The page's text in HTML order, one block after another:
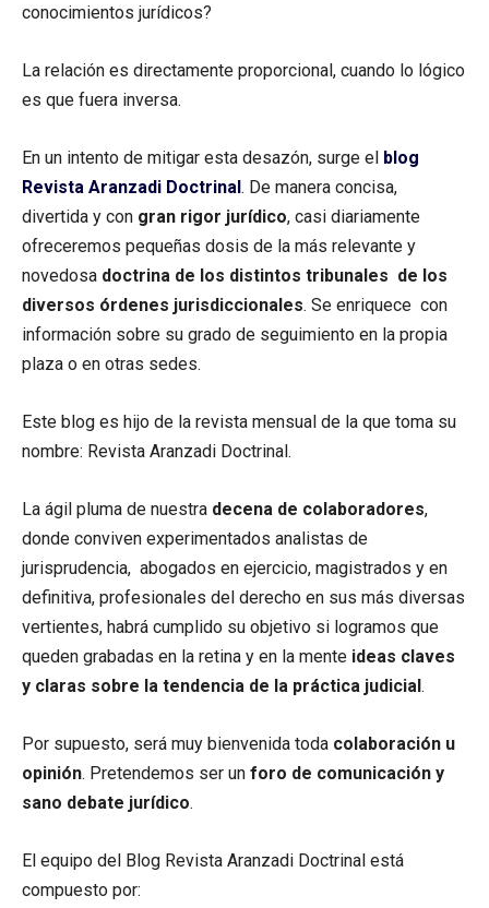
conocimientos jurídicos?
La relación es directamente proporcional, cuando lo lógico
es que fuera inversa.
En un intento de mitigar esta desazón, surge el blog
Revista Aranzadi Doctrinal. De manera concisa,
divertida y con gran rigor jurídico, casi diariamente
ofreceremos pequeñas dosis de la más relevante y
novedosa doctrina de los distintos tribunales de los
diversos órdenes jurisdiccionales. Se enriquece con
información sobre su grado de seguimiento en la propia
plaza o en otras sedes.
Este blog es hijo de la revista mensual de la que toma su
nombre: Revista Aranzadi Doctrinal.
La ágil pluma de nuestra decena de colaboradores,
donde conviven experimentados analistas de
jurisprudencia, abogados en ejercicio, magistrados y en
definitiva, profesionales del derecho en sus más diversas
vertientes, habrá cumplido su objetivo si logramos que
queden grabadas en la retina y en la mente ideas claves
y claras sobre la tendencia de la práctica judicial.
Por supuesto, será muy bienvenida toda colaboración u
opinión. Pretendemos ser un foro de comunicación y
sano debate jurídico.
El equipo del Blog Revista Aranzadi Doctrinal está
compuesto por: